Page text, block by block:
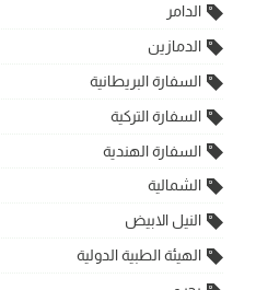
الدامر
الدمازين
السفارة البريطانية
السفارة التركية
السفارة الهندية
الشمالية
النيل الابيض
الهيئة الطبية الدولية